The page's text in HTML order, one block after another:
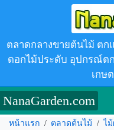
ตลาดกลางขายต้นไม้ ตก
ดอกไม้ประดับ อุปกรณ์ต
เกษ
NanaGarden.com
หน้าแรก / ตลาดต้นไม้ / ไ